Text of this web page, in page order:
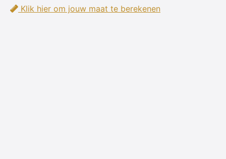
Klik hier om jouw maat te berekenen